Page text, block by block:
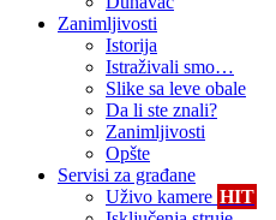
Zanimljivosti
Istorija
Istraživali smo…
Slike sa leve obale
Da li ste znali?
Zanimljivosti
Opšte
Servisi za građane
Uživo kamere HIT